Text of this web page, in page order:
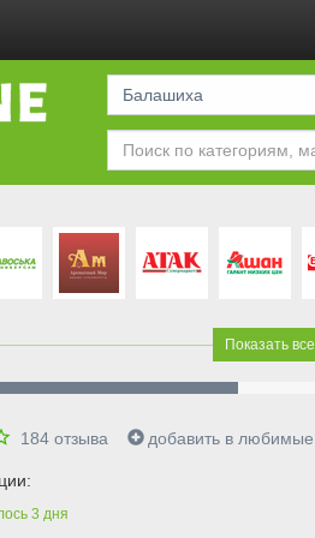
Балашиха
Показать все
184отзыва добавить в любимые
3 дня